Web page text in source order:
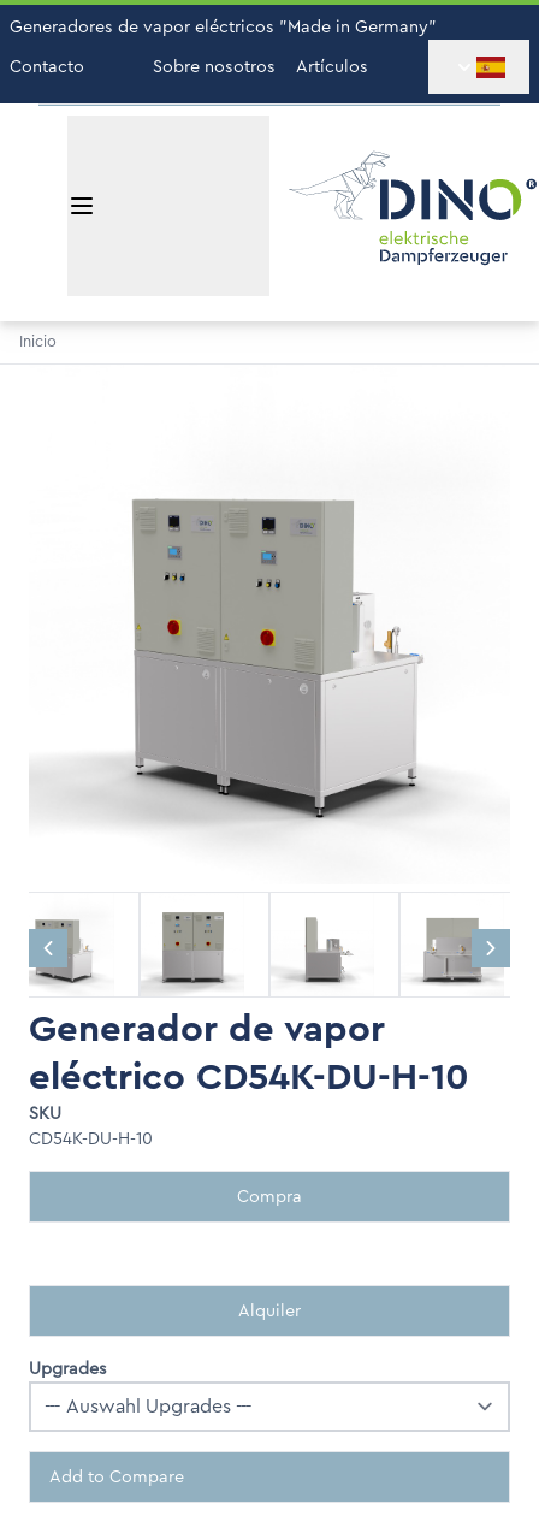
Generadores de vapor eléctricos "Made in Germany"
Contacto
Sobre nosotros Artículos
Inicio
Generador de vapor
eléctrico CD54K-DU-H-10
SKU
CD54K-DU-H-10
Compra
Alquiler
Upgrades
Add to Compare